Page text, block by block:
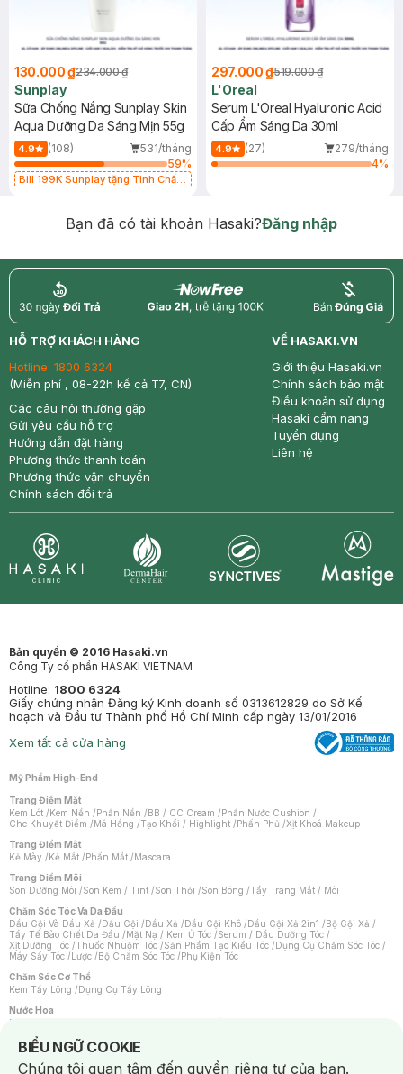
130.000 ₫234.000 ₫
Sunplay
Sữa Chống Nắng Sunplay Skin
Aqua Dưỡng Da Sáng Mịn 55g
4.9 (108)
531/tháng
59%
Bill 199K Sunplay tặng Tinh Chất
297.000 ₫519.000 ₫
L'Oreal
Serum L'Oreal Hyaluronic Acid
Cấp Ẩm Sáng Da 30ml
4.9 (27)
279/tháng
4%
Bạn đã có tài khoản Hasaki?Đăng nhập
return nowfree price
HỖ TRỢ KHÁCH HÀNG
Hotline: 1800 6324
(Miễn phí , 08-22h kể cả T7, CN)
Các câu hỏi thường gặp
Gửi yêu cầu hỗ trợ
Hướng dẫn đặt hàng
Phương thức thanh toán
Phương thức vận chuyển
Chính sách đổi trả
VỀ HASAKI.VN
Giới thiệu Hasaki.vn
Chính sách bảo mật
Điều khoản sử dụng
Hasaki cẩm nang
Tuyển dụng
Liên hệ
Bản quyền © 2016 Hasaki.vn
Công Ty cổ phần HASAKI VIETNAM
Hotline: 1800 6324
Giấy chứng nhận Đăng ký Kinh doanh số 0313612829 do Sở Kế
hoạch và Đầu tư Thành phố Hồ Chí Minh cấp ngày 13/01/2016
Xem tất cả cửa hàng
Mỹ Phẩm High-End
Trang Điểm Mặt
Kem Lót /Kem Nền /Phấn Nền /BB / CC Cream /Phấn Nước Cushion /
Che Khuyết Điểm /Má Hồng /Tạo Khối / Highlight /Phấn Phủ /Xịt Khoá Makeup
Trang Điểm Mắt
Kẻ Mày /Kẻ Mắt /Phấn Mắt /Mascara
Trang Điểm Môi
Son Dưỡng Môi /Son Kem / Tint /Son Thỏi /Son Bóng /Tẩy Trang Mắt / Môi
Chăm Sóc Tóc Và Da Đầu
Dầu Gội Và Dầu Xả /Dầu Gội /Dầu Xả /Dầu Gội Khô /Dầu Gội Xả 2in1 /Bộ Gội Xả /
Tẩy Tế Bào Chết Da Đầu /Mặt Nạ / Kem Ủ Tóc /Serum / Dầu Dưỡng Tóc /
Xịt Dưỡng Tóc /Thuốc Nhuộm Tóc /Sản Phẩm Tạo Kiểu Tóc /Dụng Cụ Chăm Sóc Tóc /
Máy Sấy Tóc /Lược /Bộ Chăm Sóc Tóc /Phụ Kiện Tóc
Chăm Sóc Cơ Thể
Kem Tẩy Lông /Dụng Cụ Tẩy Lông
Nước Hoa
Nước Hoa Nữ
Chăm Sóc Cá Nhân
Chống Muỗi /Khẩu Trang /Máy Massage/Mặt Nạ Xông Hơi /Nước Rửa Tay/
BIỂU NGỮ COOKIE
Notice about cookies usage
Chúng tôi quan tâm đến quyền riêng tư của bạn.